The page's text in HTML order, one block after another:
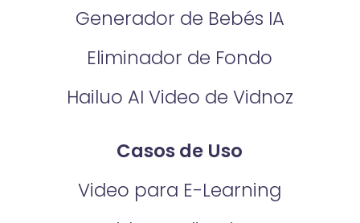
Generador de Bebés IA
Eliminador de Fondo
Hailuo AI Video de Vidnoz
Casos de Uso
Video para E-Learning